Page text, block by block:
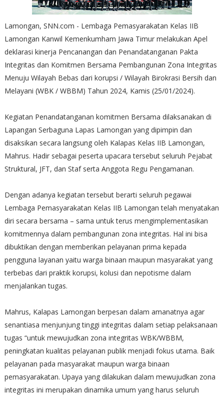
Lamongan, SNN.com - Lembaga Pemasyarakatan Kelas IIB
Lamongan Kanwil Kemenkumham Jawa Timur melakukan Apel
deklarasi kinerja Pencanangan dan Penandatanganan Pakta
Integritas dan Komitmen Bersama Pembangunan Zona Integritas
Menuju Wilayah Bebas dari korupsi / Wilayah Birokrasi Bersih dan
Melayani (WBK / WBBM) Tahun 2024, Kamis (25/01/2024).
Kegiatan Penandatanganan komitmen Bersama dilaksanakan di
Lapangan Serbaguna Lapas Lamongan yang dipimpin dan
disaksikan secara langsung oleh Kalapas Kelas IIB Lamongan,
Mahrus. Hadir sebagai peserta upacara tersebut seluruh Pejabat
Struktural, JFT, dan Staf serta Anggota Regu Pengamanan.
Dengan adanya kegiatan tersebut berarti seluruh pegawai
Lembaga Pemasyarakatan Kelas IIB Lamongan telah menyatakan
diri secara bersama – sama untuk terus mengimplementasikan
komitmennya dalam pembangunan zona integritas. Hal ini bisa
dibuktikan dengan memberikan pelayanan prima kepada
pengguna layanan yaitu warga binaan maupun masyarakat yang
terbebas dari praktik korupsi, kolusi dan nepotisme dalam
menjalankan tugas.
Mahrus, Kalapas Lamongan berpesan dalam amanatnya agar
senantiasa menjunjung tinggi integritas dalam setiap pelaksanaan
tugas “untuk mewujudkan zona integritas WBK/WBBM,
peningkatan kualitas pelayanan publik menjadi fokus utama. Baik
pelayanan pada masyarakat maupun warga binaan
pemasyarakatan. Upaya yang dilakukan dalam mewujudkan zona
integritas ini merupakan dinamika umum yang harus seluruh